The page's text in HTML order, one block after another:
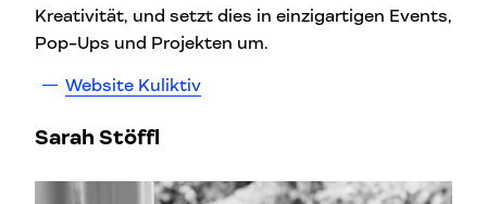
Kreativität, und setzt dies in einzigartigen Events,
Pop-Ups und Projekten um.
Website Kuliktiv
Sarah Stöffl